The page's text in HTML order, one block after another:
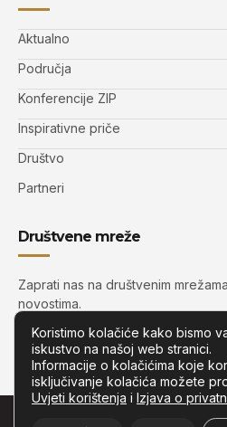
Aktualno
Područja
Konferencije ZIP
Inspirativne priče
Društvo
Partneri
Društvene mreže
Zaprati nas na društvenim
novostima.
Zip.com.hr–
Koristimo kolačiće kako bismo
iskustvo na našoj web stranici.
Informacije o kolačićima koje
isključivanje kolačića možete
Uvjeti korištenja i Izjava o